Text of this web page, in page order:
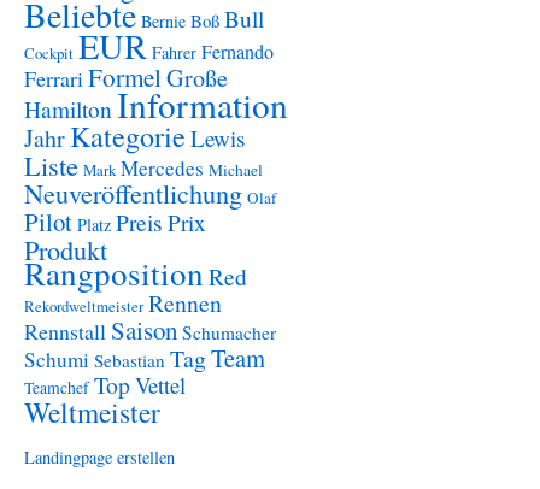
Beliebte Bernie Boß Bull
Cockpit EUR Fahrer Fernando
FerrariFormelGroße
HamiltonInformation
JahrKategorie Lewis
Liste Mark Mercedes Michael
Neuveröffentlichung Olaf
Pilot Platz Preis Prix
Produkt
Rangposition Red
Rekordweltmeister Rennen
Rennstall Saison Schumacher
Schumi Sebastian TagTeam
Teamchef TopVettel
Weltmeister
Landingpage erstellen